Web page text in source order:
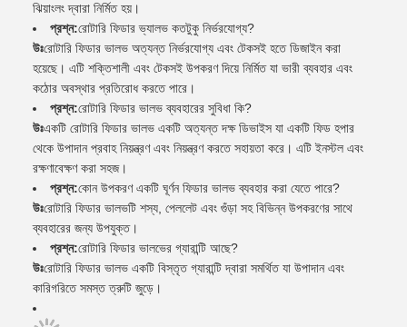
ঝিয়াংলং দ্বারা নির্মিত হয়।
প্রশ্ন:রোটারি ফিডার ভ্যালভ কতটুকু নির্ভরযোগ্য?
উঃরোটারি ফিডার ভালভ অত্যন্ত নির্ভরযোগ্য এবং টেকসই হতে ডিজাইন করা
হয়েছে। এটি শক্তিশালী এবং টেকসই উপকরণ দিয়ে নির্মিত যা ভারী ব্যবহার এবং
কঠোর অবস্থার প্রতিরোধ করতে পারে।
প্রশ্ন:রোটারি ফিডার ভালভ ব্যবহারের সুবিধা কি?
উঃএকটি রোটারি ফিডার ভালভ একটি অত্যন্ত দক্ষ ডিভাইস যা একটি ফিড হপার
থেকে উপাদান প্রবাহ নিয়ন্ত্রণ এবং নিয়ন্ত্রণ করতে সহায়তা করে। এটি ইনস্টল এবং
রক্ষণাবেক্ষণ করা সহজ।
প্রশ্ন:কোন উপকরণ একটি ঘূর্ণন ফিডার ভালভ ব্যবহার করা যেতে পারে?
উঃরোটারি ফিডার ভালভটি শস্য, পেললেট এবং গুঁড়া সহ বিভিন্ন উপকরণের সাথে
ব্যবহারের জন্য উপযুক্ত।
প্রশ্ন:রোটারি ফিডার ভালভের গ্যারান্টি আছে?
উঃরোটারি ফিডার ভালভ একটি বিস্তৃত গ্যারান্টি দ্বারা সমর্থিত যা উপাদান এবং
কারিগরিতে সমস্ত ত্রুটি জুড়ে।